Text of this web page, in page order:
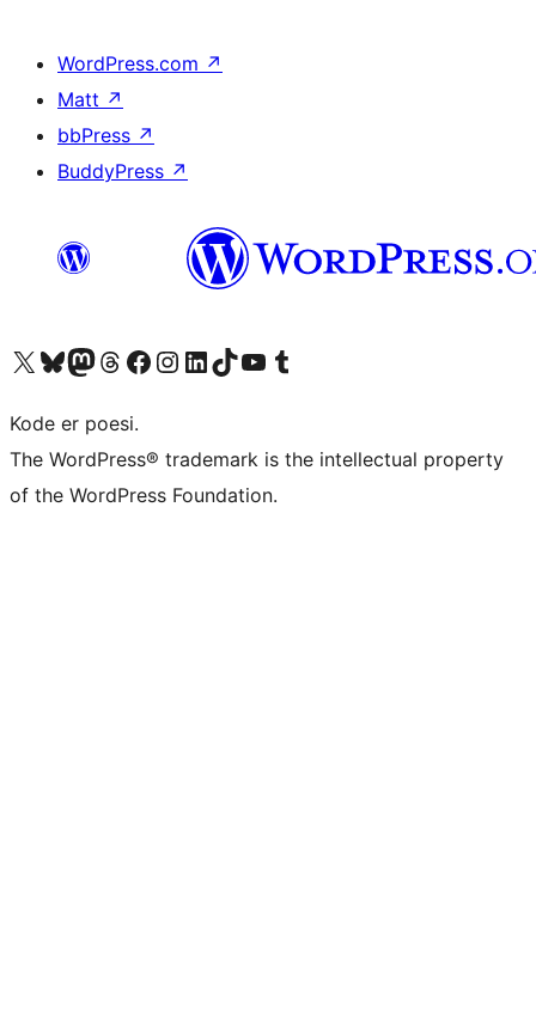
WordPress.com ↗
Matt ↗
bbPress ↗
BuddyPress ↗
Besøk vår konto på X Visit our Bluesky account
Besøk vår Mastodon-konto
Visit our Threads account
Besøk vår Facebook-sideBesøk vår Instagram-konto
Besøk vår LinkedIn-konto
Visit our TikTok account
Visit our YouTube channel
Visit our Tumblr account
Kode er poesi.
The WordPress® trademark is the intellectual property
of the WordPress Foundation.